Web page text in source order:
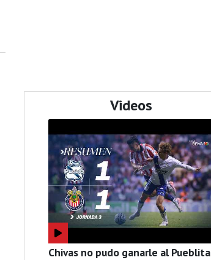
Videos
Chivas no pudo ganarle al Pueblita